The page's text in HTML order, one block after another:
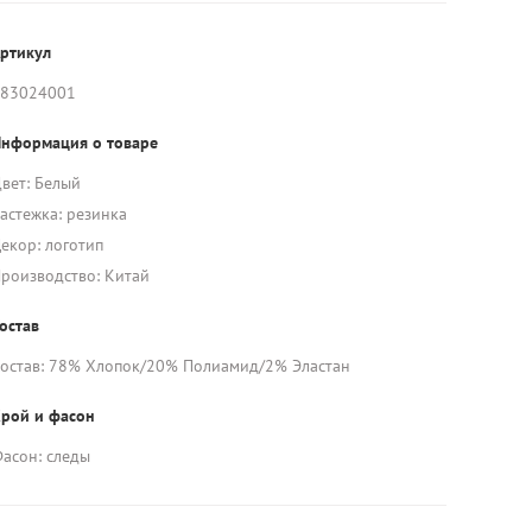
о товаре
Белый
резинка
логотип
Китай
78% Хлопок/20% Полиамид/2% Эластан
и фасон
следы